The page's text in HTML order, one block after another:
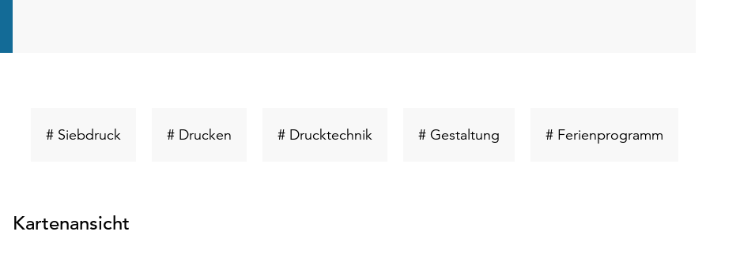
# SiebdruckSchlüsselwort
# DruckenSchlüsselwort# DrucktechnikSchlüsselwort# GestaltungSchlüsselwort# FerienprogrammSchlüsselwort
Kartenansicht